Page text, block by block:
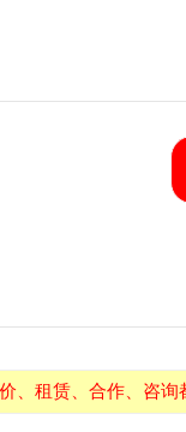
、租赁、合作、咨询